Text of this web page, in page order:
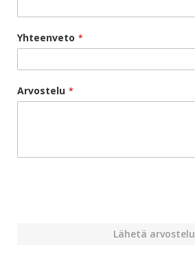
Yhteenveto
Arvostelu
Lähetä arvostelu